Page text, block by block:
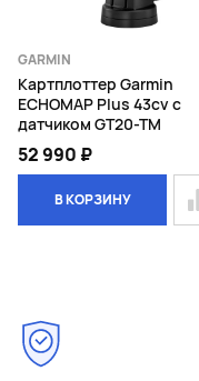
GARMIN
Картплоттер Garmin
ECHOMAP Plus 43cv с
датчиком GT20-TM
52 990 ₽
В КОРЗИНУ